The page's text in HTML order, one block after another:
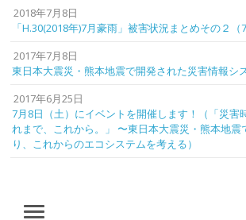
2018年7月8日
「H.30(2018年)7月豪雨」被害状況まとめその２（
2017年7月8日
東日本大震災・熊本地震で開発された災害情報シ
2017年6月25日
7月8日（土）にイベントを開催します！（「災害
れまで、これから。」 〜東日本大震災・熊本地震
り、これからのエコシステムを考える）
MENU